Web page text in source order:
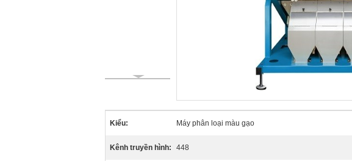
Kiểu: Máy phân loại màu gạo
Kênh truyền hình: 448